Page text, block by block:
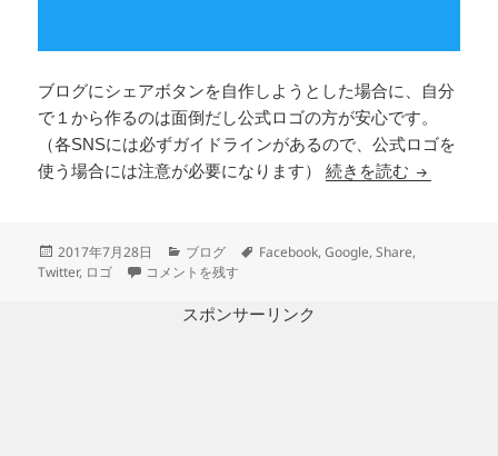
ブログにシェアボタンを自作しようとした場合に、自分
で１から作るのは面倒だし公式ロゴの方が安心です。
（各SNSには必ずガイドラインがあるので、公式ロゴを
使う場合には注意が必要になります）続きを読む Facebook
投
稿
2017年7月28日
カ
テ
リ
ブログ
タ
Facebook,Google,Share,
Twitter, ロゴ Facebook Twitter Google+ 各SNSの公式ロゴ画像の場所 に
コメントを残す
スポンサーリンク